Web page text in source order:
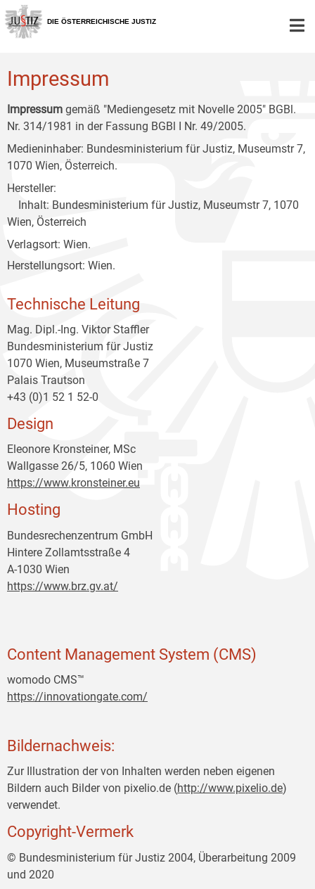
Zur
Hauptnavigation
[1]
Zum
Inhalt
[2]
Zum
Untermenü
[3]
DIE ÖSTERREICHISCHE JUSTIZ
Impressum
Impressum gemäß "Mediengesetz mit Novelle 2005" BGBl.
Nr. 314/1981 in der Fassung BGBl I Nr. 49/2005.
Medieninhaber: Bundesministerium für Justiz, Museumstr 7,
1070 Wien, Österreich.
Hersteller:
Inhalt: Bundesministerium für Justiz, Museumstr 7, 1070
Wien, Österreich
Verlagsort: Wien.
Herstellungsort: Wien.
Technische Leitung
Mag. Dipl.-Ing. Viktor Staffler
Bundesministerium für Justiz
1070 Wien, Museumstraße 7
Palais Trautson
+43 (0)1 52 1 52-0
Design
Eleonore Kronsteiner, MSc
Wallgasse 26/5, 1060 Wien
https://www.kronsteiner.eu
Hosting
Bundesrechenzentrum GmbH
Hintere Zollamtsstraße 4
A-1030 Wien
https://www.brz.gv.at/
Content Management System (CMS)
womodo CMS™
https://innovationgate.com/
Bildernachweis:
Zur Illustration der von Inhalten werden neben eigenen
Bildern auch Bilder von pixelio.de (http://www.pixelio.de)
verwendet.
Copyright-Vermerk
© Bundesministerium für Justiz 2004, Überarbeitung 2009
und 2020